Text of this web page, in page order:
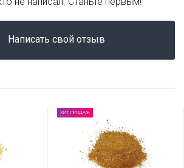
Написать свой отзыв
ХИТ ПРОДАЖ